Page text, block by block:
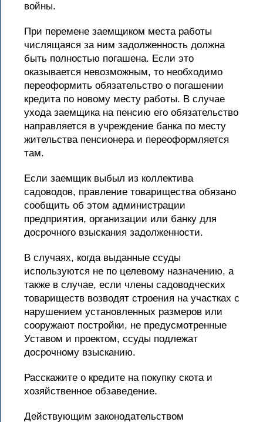
войны.
При перемене заемщиком места работы
числящаяся за ним задолженность должна
быть полностью погашена. Если это
оказывается невозможным, то необходимо
переоформить обязательство о погашении
кредита по новому месту работы. В случае
ухода заемщика на пенсию его обязательство
направляется в учреждение банка по месту
жительства пенсионера и переоформляется
там.
Если заемщик выбыл из коллектива
садоводов, правление товарищества обязано
сообщить об этом администрации
предприятия, организации или банку для
досрочного взыскания задолженности.
В случаях, когда выданные ссуды
используются не по целевому назначению, а
также в случае, если члены садоводческих
товариществ возводят строения на участках с
нарушением установленных размеров или
сооружают постройки, не предусмотренные
Уставом и проектом, ссуды подлежат
досрочному взысканию.
Расскажите о кредите на покупку скота и
хозяйственное обзаведение.
Действующим законодательством